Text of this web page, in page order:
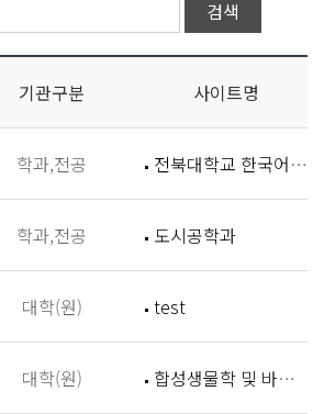
기관구분 사이트명
학과,전공 전북대학교 한국어학과
학과,전공 도시공학과
대학(원) test
대학(원) 합성생물학 및 바이오신소재개발 연구실 (Synthetic Biology and Biomaterials Lab,SBBL)